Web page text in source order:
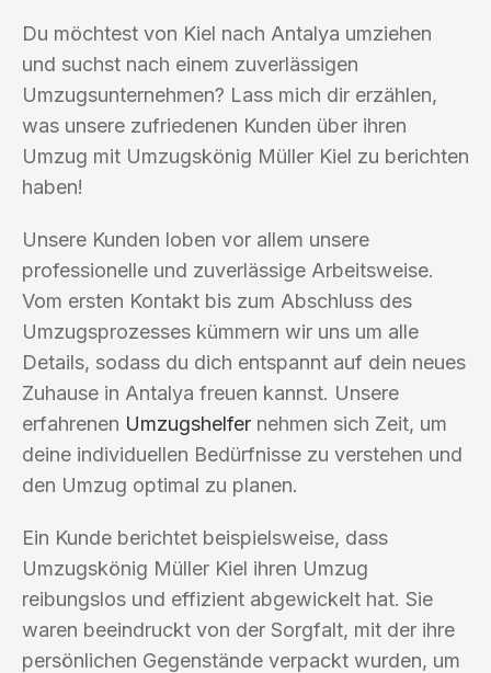
Du möchtest von Kiel nach Antalya umziehen
und suchst nach einem zuverlässigen
Umzugsunternehmen? Lass mich dir erzählen,
was unsere zufriedenen Kunden über ihren
Umzug mit Umzugskönig Müller Kiel zu berichten
haben!
Unsere Kunden loben vor allem unsere
professionelle und zuverlässige Arbeitsweise.
Vom ersten Kontakt bis zum Abschluss des
Umzugsprozesses kümmern wir uns um alle
Details, sodass du dich entspannt auf dein neues
Zuhause in Antalya freuen kannst. Unsere
erfahrenen Umzugshelfer nehmen sich Zeit, um
deine individuellen Bedürfnisse zu verstehen und
den Umzug optimal zu planen.
Ein Kunde berichtet beispielsweise, dass
Umzugskönig Müller Kiel ihren Umzug
reibungslos und effizient abgewickelt hat. Sie
waren beeindruckt von der Sorgfalt, mit der ihre
persönlichen Gegenstände verpackt wurden, um